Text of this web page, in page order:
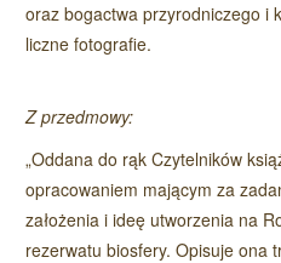
oraz bogactwa przyrodniczego i
liczne fotografie.
Z przedmowy:
„Oddana do rąk Czytelników
opracowaniem mającym za
założenia i ideę utworzenia na
rezerwatu biosfery. Opisuje ona